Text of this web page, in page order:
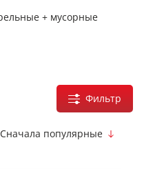
Сначала популярные
Фильтр